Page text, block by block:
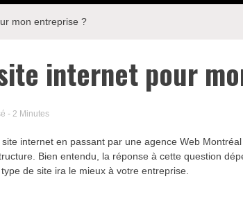
mon entreprise ?
internet pour
- 2 Minutes
internet en passant par une agence Web
Bien entendu, la réponse à cette question
de site ira le mieux à votre entreprise.